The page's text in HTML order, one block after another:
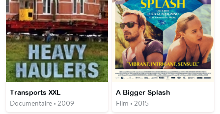
Transports XXL
Documentaire • 2009
A Bigger Splash
Film • 2015